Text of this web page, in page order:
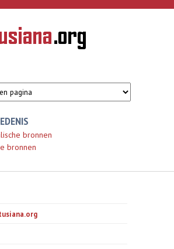
gaan
bronnen
bronnen